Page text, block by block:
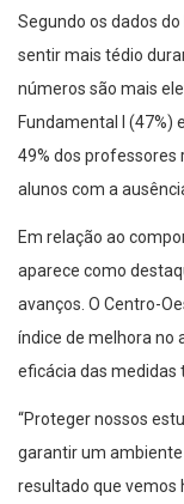
Segundo os dados
sentir mais tédio
números são mais
Fundamental I (47%)
49% dos
alunos com a
Em relação ao
aparece como
avanços. O Centro-
índice de melhora no
eficácia das medidas
“Proteger nossos
garantir um
resultado que vemos